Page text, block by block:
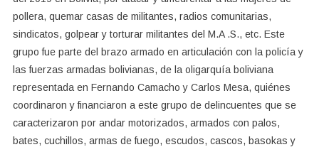
pollera, quemar casas de militantes, radios comunitarias,
sindicatos, golpear y torturar militantes del M.A .S., etc. Este
grupo fue parte del brazo armado en articulación con la policía y
las fuerzas armadas bolivianas, de la oligarquía boliviana
representada en Fernando Camacho y Carlos Mesa, quiénes
coordinaron y financiaron a este grupo de delincuentes que se
caracterizaron por andar motorizados, armados con palos,
bates, cuchillos, armas de fuego, escudos, cascos, basokas y